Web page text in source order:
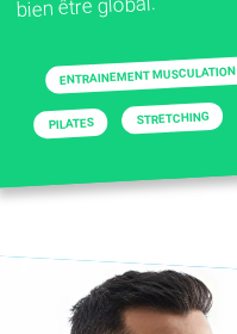
bien être global.
ENTRAINEMENT MUSCULATION
PILATES STRETCHING